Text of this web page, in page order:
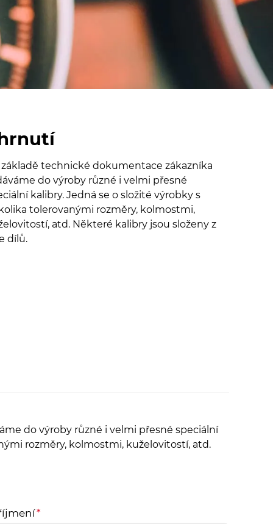
základě technické dokumentace zákazníka
do výroby různé i velmi přesné
kalibry. Jedná se o složité výrobky s
tolerovanými rozměry, kolmostmi,
atd. Některé kalibry jsou složeny z
dílů.
do výroby různé i velmi přesné speciální
rozměry, kolmostmi, kuželovitostí, atd.